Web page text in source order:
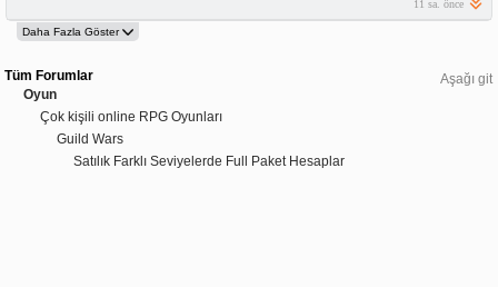
11 sa. önce
Aşağı git
Tüm Forumlar
Oyun
Çok kişili online RPG Oyunları
Guild Wars
Satılık Farklı Seviyelerde Full Paket Hesaplar